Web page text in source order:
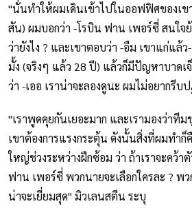
"นั่นทำให้ผมเดินเข้าไปในออฟฟิศของเข
สัน) ผมบอกว่า -โรบิน ฟาน เพอร์ซี่ สนใจ
ว่ายังไง ? และเขาตอบว่า -อืม เขาแก่แล้
มั้ง (จริงๆ แล้ว 28 ปี) แล้วก็มีปัญหาบาด
ว่า -เออ เราน่าจะลองดูนะ ผมไม่อยากรีบ
"เราพูดคุยกันเยอะมาก และเรามองว่าที
เขาต้องการแรงกระตุ้น ดังนั้นสิ่งที่ผมทำ
ใหญ่ช่วงระหว่างฝึกซ้อม ว่า ถ้าเราจะคว้า
ฟาน เพอร์ซี่ พวกนายจะเลือกใครละ ? พ
น่าจะเยี่ยมสุด" มิวเลนสตีน ระบุ